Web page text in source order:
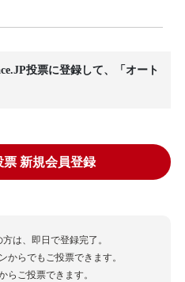
投票に登録して、「オート
票 新規会員登録
は、即日で登録完了。
からでもご投票できます。
らご投票できます。